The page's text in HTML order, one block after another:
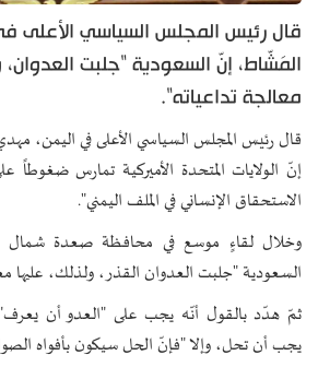
قال رئيس المجلس السياسي الأعلى
المَشّاط، إنّ السعودية "جلبت العدوان،
معالجة تداعياته".
قال رئيس المجلس السياسي الأعلى في اليمن،
إنّ الولايات المتحدة الأميركية تمارس ضغوطاً
الاستحقاق الإنساني في الملف اليمني".
وخلال لقاءٍ موسع في محافظة صعدة شمال
السعودية "جلبت العدوان القذر، ولذلك، عليها
ثمّ هدّد بالقول أنّه يجب على "العدو أن يعرف"
يجب أن تحل، وإلا "فإنّ الحل سيكون بأفواه